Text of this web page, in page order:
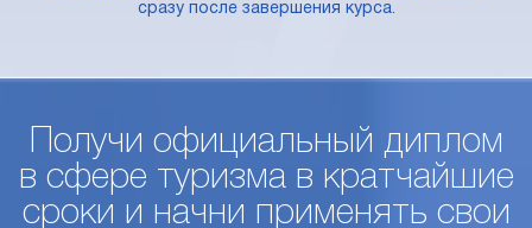
сразу после завершения курса.
Получи официальный диплом
в сфере туризма в кратчайшие
сроки и начни применять свои